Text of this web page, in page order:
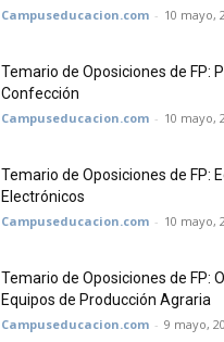
Campuseducacion.com - 10 mayo,
Temario de Oposiciones de FP:
Confección
Campuseducacion.com - 10 mayo,
Temario de Oposiciones de FP:
Electrónicos
Campuseducacion.com - 10 mayo,
Temario de Oposiciones de FP:
Equipos de Producción Agraria
Campuseducacion.com - 9 mayo,